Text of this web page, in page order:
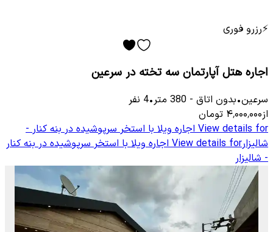
⚡رزرو فوری
اجاره هتل آپارتمان سه تخته در سرعین
سرعین•بدون اتاق -
380 متر•
4 نفر
از۴٬۰۰۰٬۰۰۰ تومان
View details for اجاره ویلا با استخر سرپوشیده در بنه کنار -
شالیزارView details for اجاره ویلا با استخر سرپوشیده در بنه کنار
- شالیزار